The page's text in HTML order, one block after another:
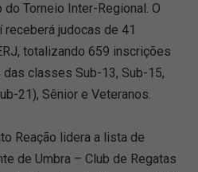
Torneio Inter-Regional. O
judocas de 41
totalizando 659 inscrições
classes Sub-13, Sub-15,
21), Sênior e Veteranos.
Reação lidera a lista de
de Umbra – Club de Regatas